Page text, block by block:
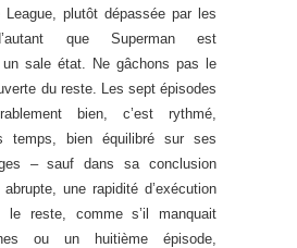
plutôt dépassée par les
que Superman est
un sale état. Ne gâchons pas le
du reste. Les sept épisodes
bien, c’est rythmé,
temps, bien équilibré sur ses
– sauf dans sa conclusion
une rapidité d’exécution
le reste, comme s’il manquait
ou un huitième épisode,